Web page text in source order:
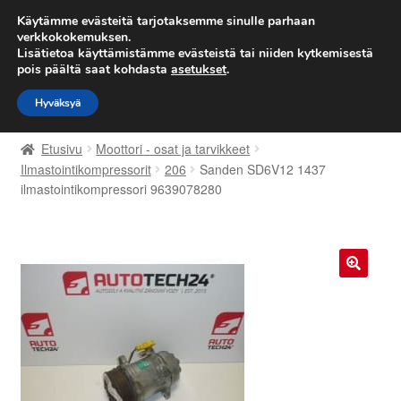
TOIMITUS alkaen 7 EUR
Siirry
navigointiin
Siirry
sisältöön
Etusivu
Kärry
Maksut
Etusivu
Moottori - osat ja tarvikkeet
Ilmastointikompressorit
206
Sanden SD6V12 1437
ilmastointikompressori 9639078280
Käytämme evästeitä tarjotaksemme sinulle parhaan
verkkokokemuksen.
Lisätietoa käyttämistämme evästeistä tai niiden kytkemisestä
pois päältä saat kohdasta asetukset.
Hyväksyä